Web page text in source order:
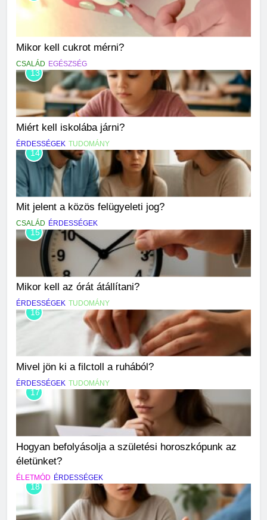
Mikor kell cukrot mérni?
CSALÁD EGÉSZSÉG
13
Miért kell iskolába járni?
ÉRDESSÉGEK TUDOMÁNY
14
Mit jelent a közös felügyeleti jog?
CSALÁD ÉRDESSÉGEK
15
Mikor kell az órát átállítani?
ÉRDESSÉGEK TUDOMÁNY
16
Mivel jön ki a filctoll a ruhából?
ÉRDESSÉGEK TUDOMÁNY
17
Hogyan befolyásolja a születési horoszkópunk az
életünket?
ÉLETMÓD ÉRDESSÉGEK
18